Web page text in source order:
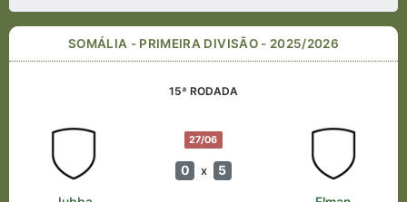
SOMÁLIA - PRIMEIRA DIVISÃO - 2025/2026
15ª RODADA
27/06
0 x 5